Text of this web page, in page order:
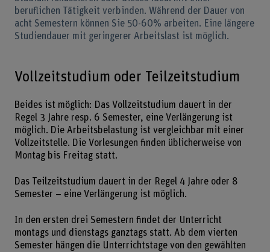
beruflichen Tätigkeit verbinden. Während der Dauer von
acht Semestern können Sie 50-60% arbeiten. Eine längere
Studiendauer mit geringerer Arbeitslast ist möglich.
Vollzeitstudium oder Teilzeitstudium
Beides ist möglich: Das Vollzeitstudium dauert in der
Regel 3 Jahre resp. 6 Semester, eine Verlängerung ist
möglich. Die Arbeitsbelastung ist vergleichbar mit einer
Vollzeitstelle. Die Vorlesungen finden üblicherweise von
Montag bis Freitag statt.
Das Teilzeitstudium dauert in der Regel 4 Jahre oder 8
Semester – eine Verlängerung ist möglich.
In den ersten drei Semestern findet der Unterricht
montags und dienstags ganztags statt. Ab dem vierten
Semester hängen die Unterrichtstage von den gewählten